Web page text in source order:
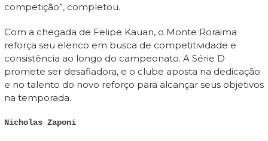
competição”, completou.
Com a chegada de Felipe Kauan, o Monte Roraima
reforça seu elenco em busca de competitividade e
consistência ao longo do campeonato. A Série D
promete ser desafiadora, e o clube aposta na dedicação
e no talento do novo reforço para alcançar seus objetivos
na temporada.
Nicholas Zaponi